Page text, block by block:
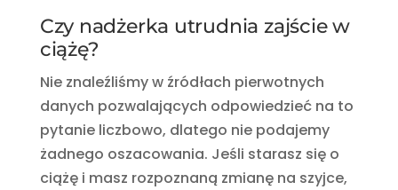
Czy nadżerka utrudnia zajście w
ciążę?
Nie znaleźliśmy w źródłach pierwotnych
danych pozwalających odpowiedzieć na to
pytanie liczbowo, dlatego nie podajemy
żadnego oszacowania. Jeśli starasz się o
ciążę i masz rozpoznaną zmianę na szyjce,